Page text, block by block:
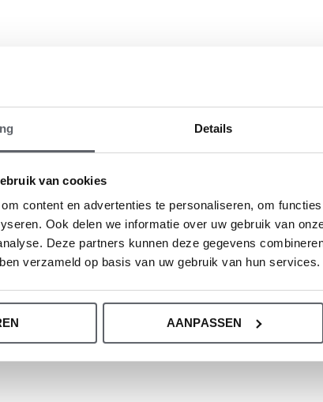
Details
van cookies
content en advertenties te personaliseren, om
Ook delen we informatie over uw gebruik van
Deze partners kunnen deze gegevens
verzameld op basis van uw gebruik van hun services.
AANPASSEN